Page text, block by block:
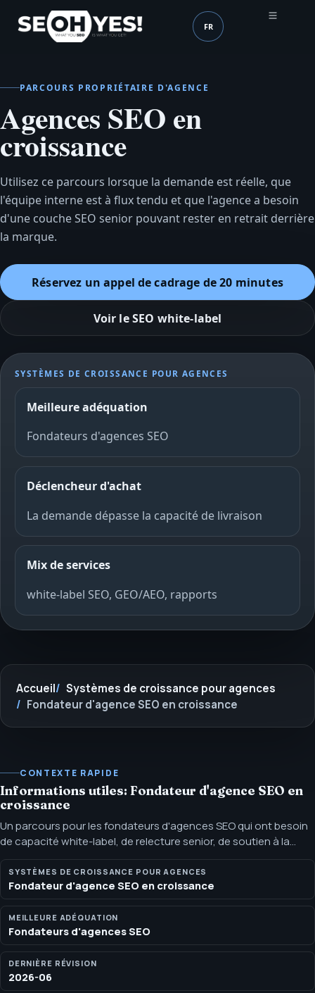
SEOH Langue (mobile
FR
PARCOURS PROPRIÉTAIRE D'AGENCE
Agences SEO en
croissance
Utilisez ce parcours lorsque la demande est réelle, que
l'équipe interne est à flux tendu et que l'agence a besoin
d'une couche SEO senior pouvant rester en retrait derrière
la marque.
Réservez un appel de cadrage de 20 minutes
Voir le SEO white-label
SYSTÈMES DE CROISSANCE POUR AGENCES
Meilleure adéquation
Fondateurs d'agences SEO
Déclencheur d'achat
La demande dépasse la capacité de livraison
Mix de services
white-label SEO, GEO/AEO, rapports
Accueil
Systèmes de croissance pour agences
Fondateur d'agence SEO en croissance
CONTEXTE RAPIDE
Informations utiles: Fondateur d'agence SEO en
croissance
Un parcours pour les fondateurs d'agences SEO qui ont besoin
de capacité white-label, de relecture senior, de soutien à la
visibilité AI et de rapports sûrs pour les clients. Utilisez ce
parcours lorsque la demande est réelle, que l'équipe interne est
à flux tendu et que l'agence a besoin d'une couche SEO senior
pouvant rester en retrait derrière la marque.
SYSTÈMES DE CROISSANCE POUR AGENCES
Fondateur d'agence SEO en croissance
MEILLEURE ADÉQUATION
Fondateurs d'agences SEO
DERNIÈRE RÉVISION
2026-06